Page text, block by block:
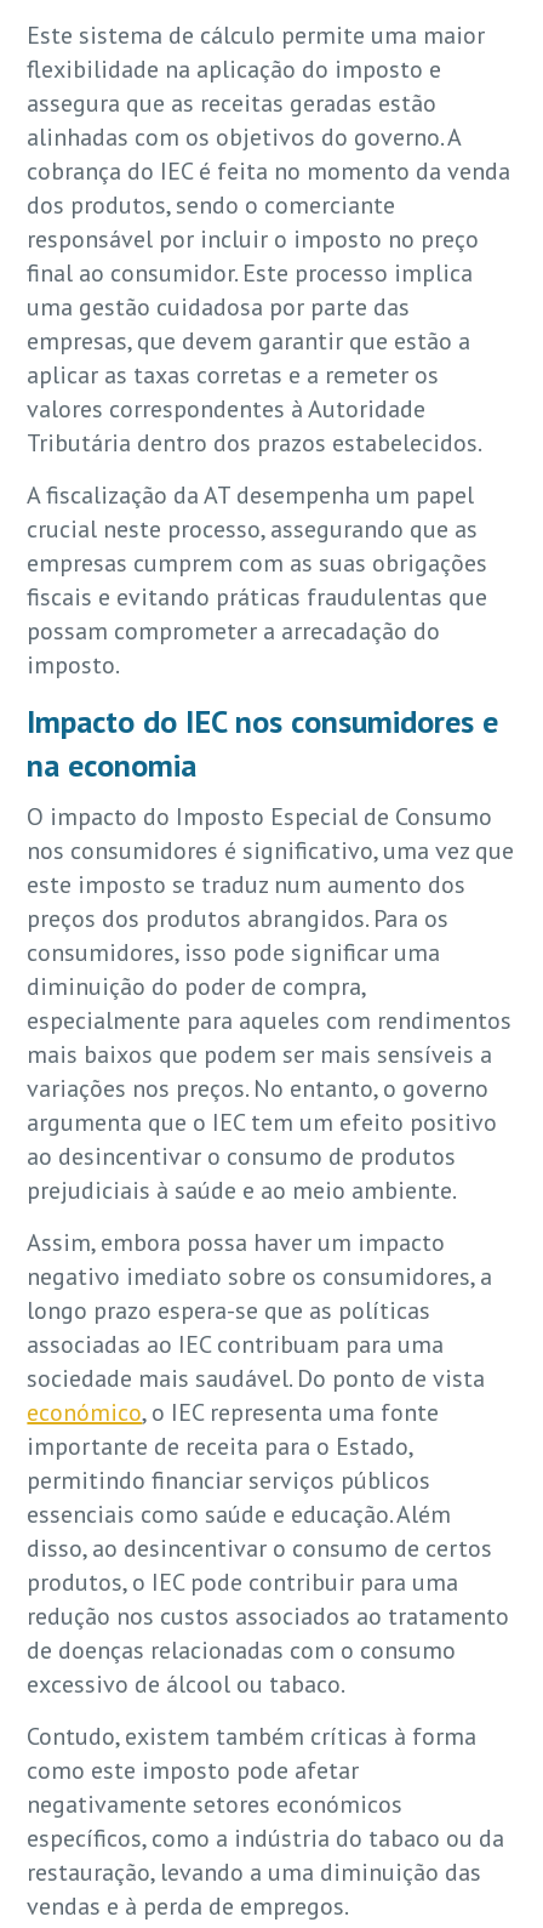
Este sistema de cálculo permite uma maior
flexibilidade na aplicação do imposto e
assegura que as receitas geradas estão
alinhadas com os objetivos do governo. A
cobrança do IEC é feita no momento da venda
dos produtos, sendo o comerciante
responsável por incluir o imposto no preço
final ao consumidor. Este processo implica
uma gestão cuidadosa por parte das
empresas, que devem garantir que estão a
aplicar as taxas corretas e a remeter os
valores correspondentes à Autoridade
Tributária dentro dos prazos estabelecidos.
A fiscalização da AT desempenha um papel
crucial neste processo, assegurando que as
empresas cumprem com as suas obrigações
fiscais e evitando práticas fraudulentas que
possam comprometer a arrecadação do
imposto.
Impacto do IEC nos consumidores e
na economia
O impacto do Imposto Especial de Consumo
nos consumidores é significativo, uma vez que
este imposto se traduz num aumento dos
preços dos produtos abrangidos. Para os
consumidores, isso pode significar uma
diminuição do poder de compra,
especialmente para aqueles com rendimentos
mais baixos que podem ser mais sensíveis a
variações nos preços. No entanto, o governo
argumenta que o IEC tem um efeito positivo
ao desincentivar o consumo de produtos
prejudiciais à saúde e ao meio ambiente.
Assim, embora possa haver um impacto
negativo imediato sobre os consumidores, a
longo prazo espera-se que as políticas
associadas ao IEC contribuam para uma
sociedade mais saudável. Do ponto de vista
económico, o IEC representa uma fonte
importante de receita para o Estado,
permitindo financiar serviços públicos
essenciais como saúde e educação. Além
disso, ao desincentivar o consumo de certos
produtos, o IEC pode contribuir para uma
redução nos custos associados ao tratamento
de doenças relacionadas com o consumo
excessivo de álcool ou tabaco.
Contudo, existem também críticas à forma
como este imposto pode afetar
negativamente setores económicos
específicos, como a indústria do tabaco ou da
restauração, levando a uma diminuição das
vendas e à perda de empregos.